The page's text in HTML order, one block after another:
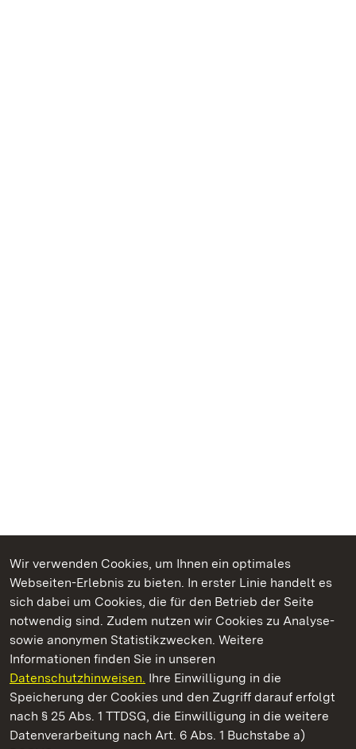
Wir verwenden Cookies, um Ihnen ein optimales
Webseiten-Erlebnis zu bieten. In erster Linie handelt es
sich dabei um Cookies, die für den Betrieb der Seite
notwendig sind. Zudem nutzen wir Cookies zu Analyse-
sowie anonymen Statistikzwecken. Weitere
Informationen finden Sie in unseren
Datenschutzhinweisen. Ihre Einwilligung in die
Speicherung der Cookies und den Zugriff darauf erfolgt
nach § 25 Abs. 1 TTDSG, die Einwilligung in die weitere
Datenverarbeitung nach Art. 6 Abs. 1 Buchstabe a)
Kommen. Staunen. Genießen.
Residenzschloss Ludwigsburg
Staatliche Schlösser und Gärten Baden-Württemberg